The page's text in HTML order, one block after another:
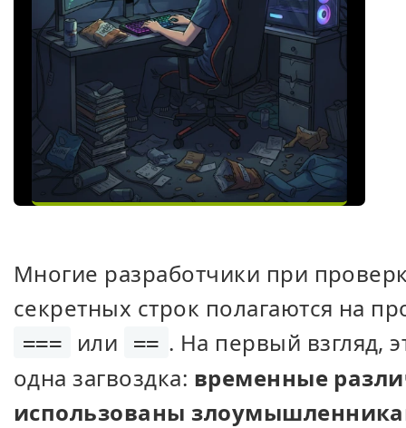
Многие разработчики при
секретных строк полагаются на
=== или == . На первый взгляд,
одна загвоздка: временные
использованы